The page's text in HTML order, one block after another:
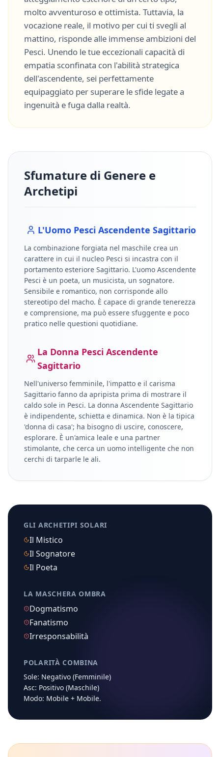
moltoavventuroso e ottimista. Tuttavia, la
vocazione reale, il motivo per cui ti svegli al
mattino, risponde alle immense ambizioni del
Pesci. Unendo le tue eccezionali capacità di
empatia sconfinata con l'abilità strategica
dell'ascendente, sei perfettamente
equipaggiato per superare le sfide legate a
ingenuità efuga dalla realtà.
Sfumature di Genere e
Archetipi
L'Uomo Pesci Ascendente Sagittario
La combinazione forgiata nel maschile crea un
carattere in cui il nucleo Pesci si incastra con il
portamento esteriore Sagittario. L'uomo Ascendente
Pesci è un poeta, un musicista, un sognatore.
Sensibile e romantico, non corrisponde allo
stereotipo del macho. È capace di grande tenerezza
e comprensione, ma può essere sfuggente e poco
pratico nelle questioni quotidiane.
La Donna Pesci Ascendente
Sagittario
Nell'universo femminile, l'impatto e il carisma
Sagittario fanno da apripista prima di mostrare il
caldo sole in Pesci. La donna Ascendente Sagittario
è indipendente, schietta e dinamica. Non è la tipica
'donna di casa'; ha bisogno di uscire, conoscere,
esplorare. È un'amica leale e una partner
stimolante, che cerca un uomo intelligente che non
cerchi di tarparle le ali.
GLI ARCHETIPI SOLARI
Il Mistico
Il Sognatore
Il Poeta
LA MASCHERA OMBRA
Dogmatismo
Fanatismo
Irresponsabilità
POLARITÀ COMBINA
Sole: Negativo (Femminile)
Asc: Positivo (Maschile)
Modo: Mobile + Mobile.